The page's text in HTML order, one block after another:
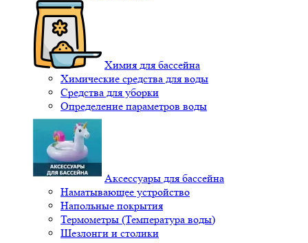
Химия для бассейна
Химические средства для воды
Средства для уборки
Определение параметров воды
Аксессуары для бассейна
Наматывающее устройство
Напольные покрытия
Термометры (Температура воды)
Шезлонги и столики